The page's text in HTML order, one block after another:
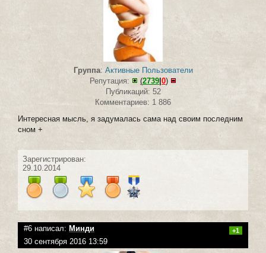
Группа: Активные Пользователи
Репутация:
(2739 0)
Публикаций: 52
Комментариев: 1 886
Интересная мысль, я задумалась сама над своим последним
сном +
Зарегистрирован:
29.10.2014
#6 написал: Минди +1
30 сентября 2016 13:59